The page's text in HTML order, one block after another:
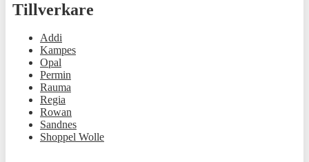
Tillverkare
Addi
Kampes
Opal
Permin
Rauma
Regia
Rowan
Sandnes
Shoppel Wolle